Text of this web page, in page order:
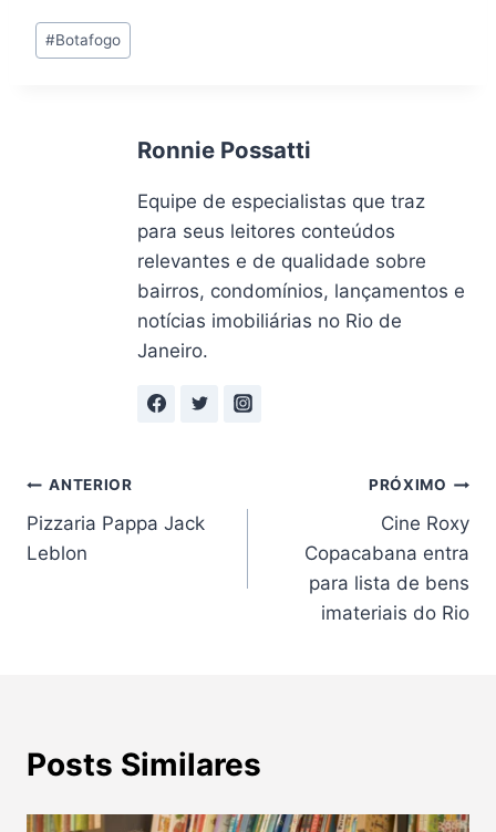
Tags
do
#Botafogo
Ronnie Possatti
Equipe de especialistas que traz
para seus leitores conteúdos
relevantes e de qualidade sobre
bairros, condomínios, lançamentos e
notícias imobiliárias no Rio de
Janeiro.
Navegação
de
ANTERIOR
Pizzaria Pappa Jack
Leblon
PRÓXIMO
Cine Roxy
Copacabana entra
para lista de bens
imateriais do Rio
Posts Similares